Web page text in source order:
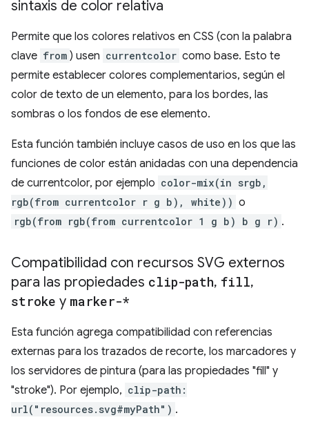
sintaxis de color relativa
Permite que los colores relativos en CSS (con la palabra
clave from ) usen currentcolor como base. Esto te
permite establecer colores complementarios, según el
color de texto de un elemento, para los bordes, las
sombras o los fondos de ese elemento.
Esta función también incluye casos de uso en los que las
funciones de color están anidadas con una dependencia
de currentcolor, por ejemplo color-mix(in srgb,
rgb(from currentcolor r g b), white)) o
rgb(from rgb(from currentcolor 1 g b) b g r) .
Compatibilidad con recursos SVG externos
para las propiedades clip-path, fill,
stroke y marker-*
Esta función agrega compatibilidad con referencias
externas para los trazados de recorte, los marcadores y
los servidores de pintura (para las propiedades "fill" y
"stroke"). Por ejemplo, clip-path:
url("resources.svg#myPath") .